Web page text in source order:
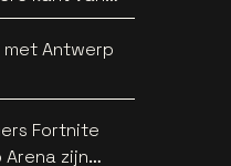
met Antwerp
Fortnite
Arena zijn